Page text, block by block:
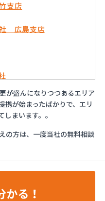
支店
社 広島支店
ガス事業所
社 本社
が盛んになりつつあるエリア
携が始まったばかりで、エリ
まいます。。
の方は、一度当社の無料相談